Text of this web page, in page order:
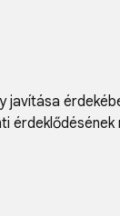
javítása